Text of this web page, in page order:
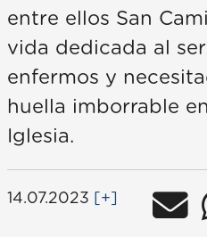
entre ellos San
vida dedicada al
enfermos y
huella imborrable
Iglesia.
14.07.2023 [+]